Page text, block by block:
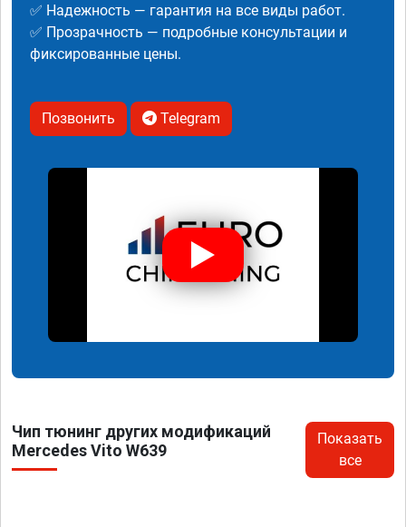
✅ Надежность — гарантия на все виды работ.
✅ Прозрачность — подробные консультации и
фиксированные цены.
Позвонить Telegram
Чип тюнинг других модификаций
Mercedes Vito W639
Показать
все